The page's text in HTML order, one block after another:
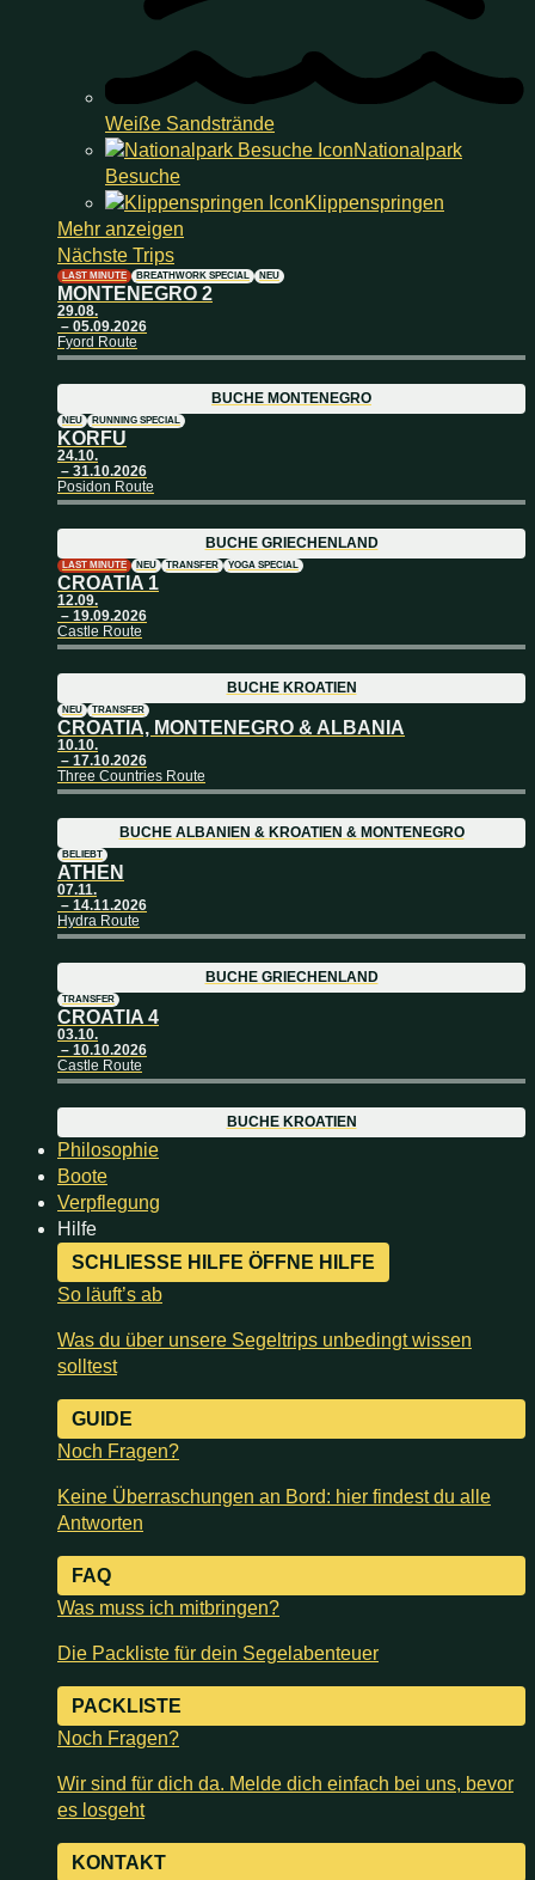
Weiße Sandstrände
Nationalpark
Besuche
Klippen­springen
Mehr anzeigen
Nächste Trips
LAST MINUTE BREATHWORK SPECIAL NEU
MONTENEGRO 2
29.08.
– 05.09.2026
Fyord Route
BUCHE MONTENEGRO
NEU RUNNING SPECIAL
KORFU
24.10.
– 31.10.2026
Posidon Route
BUCHE GRIECHENLAND
LAST MINUTE NEU TRANSFER YOGA SPECIAL
CROATIA 1
12.09.
– 19.09.2026
Castle Route
BUCHE KROATIEN
NEU TRANSFER
CROATIA, MONTENEGRO & ALBANIA
10.10.
– 17.10.2026
Three Countries Route
BUCHE ALBANIEN & KROATIEN & MONTENEGRO
BELIEBT
ATHEN
07.11.
– 14.11.2026
Hydra Route
BUCHE GRIECHENLAND
TRANSFER
CROATIA 4
03.10.
– 10.10.2026
Castle Route
BUCHE KROATIEN
Philosophie
Boote
Verpflegung
Hilfe
SCHLIESSE HILFE
ÖFFNE HILFE
So läuft’s ab
Was du über unsere Segeltrips unbedingt wissen
solltest
GUIDE
Noch Fragen?
Keine Überraschungen an Bord: hier findest du alle
Antworten
FAQ
Was muss ich mitbringen?
Die Packliste für dein Segelabenteuer
PACKLISTE
Noch Fragen?
Wir sind für dich da. Melde dich einfach bei uns, bevor
es losgeht
KONTAKT